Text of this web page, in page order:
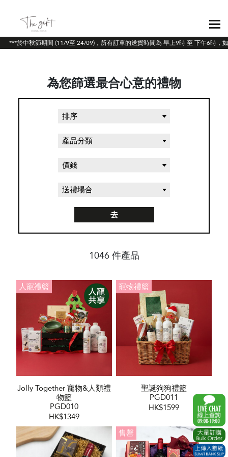
***於中秋節期間 (11/9至 24/09)，所有訂單的送貨時間為 早上9時 至 下午6時，
為您篩選最合心意的禮物
排序
產品分類
價錢
送禮場合
去
1046 件產品
人寵禮籃
Jolly Together 寵物&人類禮
物籃
PGD010
HK$1349
寵物禮籃
聖誕狗狗禮籃
PGD011
HK$1599
售罄